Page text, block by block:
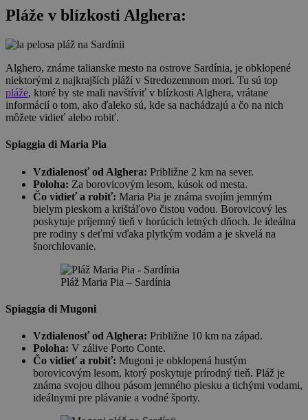
Pláže v blízkosti Alghera:
Alghero, známe talianske mesto na ostrove Sardínia, je obklopené
niektorými z najkrajších pláží v Stredozemnom mori. Tu sú top
pláže, ktoré by ste mali navštíviť v blízkosti Alghera, vrátane
informácií o tom, ako ďaleko sú, kde sa nachádzajú a čo na nich
môžete vidieť alebo robiť.
Spiaggia di Maria Pia
Vzdialenosť od Alghera: Približne 2 km na sever.
Poloha: Za borovicovým lesom, kúsok od mesta.
Čo vidieť a robiť: Maria Pia je známa svojím jemným
bielym pieskom a krištáľovo čistou vodou. Borovicový les
poskytuje príjemný tieň v horúcich letných dňoch. Je ideálna
pre rodiny s deťmi vďaka plytkým vodám a je skvelá na
šnorchlovanie.
Pláž Maria Pia – Sardínia
Spiaggia di Mugoni
Vzdialenosť od Alghera: Približne 10 km na západ.
Poloha: V zálive Porto Conte.
Čo vidieť a robiť: Mugoni je obklopená hustým
borovicovým lesom, ktorý poskytuje prírodný tieň. Pláž je
známa svojou dlhou pásom jemného piesku a tichými vodami,
ideálnymi pre plávanie a vodné športy.